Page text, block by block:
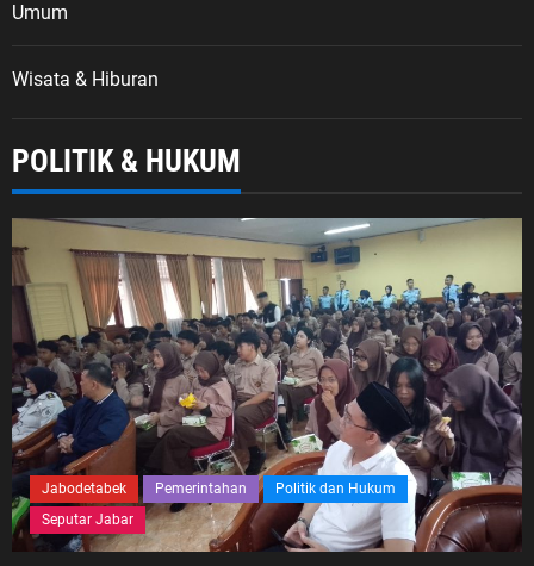
Umum
Wisata & Hiburan
POLITIK & HUKUM
Jabodetabek Pemerintahan
Politik dan Hukum
Seputar Jabar